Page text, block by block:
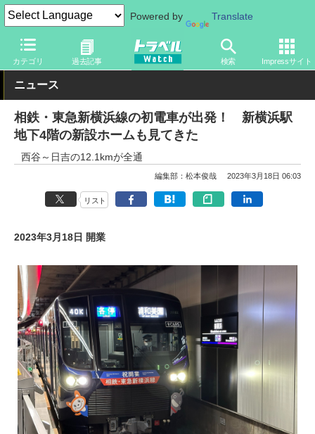
Powered by Translate
カテゴリ 過去記事 検索 Impressサイト
トラベル Watch 企業・政府・官庁 鉄道 関東私鉄
ニュース
相鉄・東急新横浜線の初電車が出発！ 新横浜駅
地下4階の新設ホームも見てきた
西谷～日吉の12.1kmが全通
編集部：松本俊哉 2023年3月18日 06:03
リスト
2023年3月18日 開業